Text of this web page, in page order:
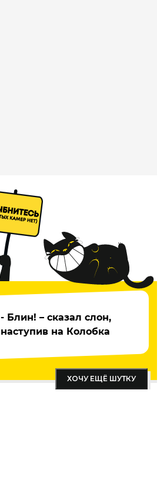
- Блин! – сказал слон,
наступив на Колобка
ХОЧУ ЕЩЁ ШУТКУ